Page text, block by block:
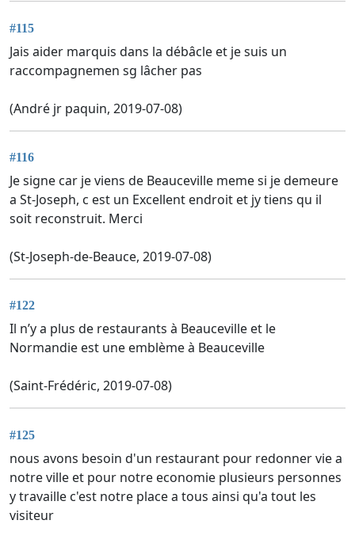
#115
Jais aider marquis dans la débâcle et je suis un
raccompagnemen sg lâcher pas
(André jr paquin, 2019-07-08)
#116
Je signe car je viens de Beauceville meme si je demeure
a St-Joseph, c est un Excellent endroit et jy tiens qu il
soit reconstruit. Merci
(St-Joseph-de-Beauce, 2019-07-08)
#122
Il n’y a plus de restaurants à Beauceville et le
Normandie est une emblème à Beauceville
(Saint-Frédéric, 2019-07-08)
#125
nous avons besoin d'un restaurant pour redonner vie a
notre ville et pour notre economie plusieurs personnes
y travaille c'est notre place a tous ainsi qu'a tout les
visiteur